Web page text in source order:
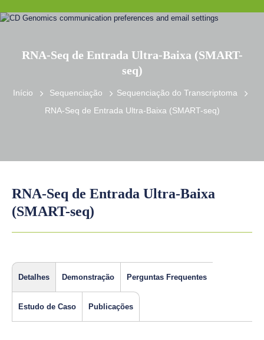
RNA-Seq de Entrada Ultra-Baixa (SMART-
seq)
Início Sequenciação
Sequenciação do Transcriptoma
RNA-Seq de Entrada Ultra-Baixa (SMART-seq)
RNA-Seq de Entrada Ultra-Baixa
(SMART-seq)
Detalhes Demonstração Perguntas Frequentes
Estudo de Caso Publicações